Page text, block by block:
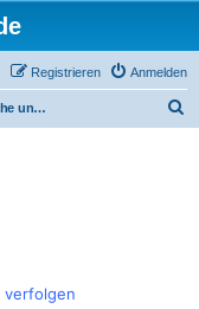
Anmelden
Registrieren
Private Gespräche und allgemeiner Börsentalk
verfolgen